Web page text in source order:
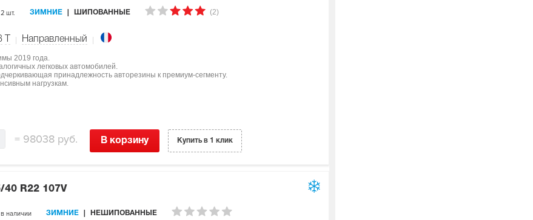
2 шт. ЗИМНИЕ ШИПОВАННЫЕ (2)
Направленный
2019 года.
легковых автомобилей.
принадлежность авторезины к премиум-сегменту.
нагрузкам.
=98038 руб. В корзину Купить в 1 клик
40 R22 107V
в наличии ЗИМНИЕ НЕШИПОВАННЫЕ